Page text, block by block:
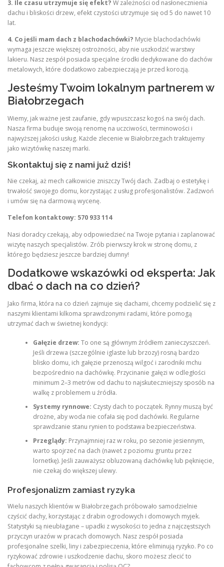
3. Ile czasu utrzymuje się efekt? W zależności od nasłonecznienia
dachu i bliskości drzew, efekt czystości utrzymuje się od 5 do nawet 10
lat.
4. Co jeśli mam dach z blachodachówki? Mycie blachodachówki
wymaga jeszcze większej ostrożności, aby nie uszkodzić warstwy
lakieru. Nasz zespół posiada specjalne środki dedykowane do dachów
metalowych, które dodatkowo zabezpieczają je przed korozją.
Jesteśmy Twoim lokalnym partnerem w
Białobrzegach
Wiemy, jak ważne jest zaufanie, gdy wpuszczasz kogoś na swój dach.
Nasza firma buduje swoją renomę na uczciwości, terminowości i
najwyższej jakości usług. Każde zlecenie w Białobrzegach traktujemy
jako wizytówkę naszej marki.
Skontaktuj się z nami już dziś!
Nie czekaj, aż mech całkowicie zniszczy Twój dach. Zadbaj o estetykę i
trwałość swojego domu, korzystając z usług profesjonalistów. Zadzwoń
i umów się na darmową wycenę.
Telefon kontaktowy: 570 933 114
Nasi doradcy czekają, aby odpowiedzieć na Twoje pytania i zaplanować
wizytę naszych specjalistów. Zrób pierwszy krok w stronę domu, z
którego będziesz jeszcze bardziej dumny!
Dodatkowe wskazówki od eksperta: Jak
dbać o dach na co dzień?
Jako firma, która na co dzień zajmuje się dachami, chcemy podzielić się z
naszymi klientami kilkoma sprawdzonymi radami, które pomogą
utrzymać dach w świetnej kondycji:
Gałęzie drzew: To one są głównym źródłem zanieczyszczeń.
Jeśli drzewa (szczególnie iglaste lub brzozy) rosną bardzo
blisko domu, ich gałęzie przenoszą wilgoć i zarodniki mchu
bezpośrednio na dachówkę. Przycinanie gałęzi w odległości
minimum 2–3 metrów od dachu to najskuteczniejszy sposób na
walkę z problemem u źródła.
Systemy rynnowe: Czysty dach to początek. Rynny muszą być
drożne, aby woda nie cofała się pod dachówki. Regularne
sprawdzanie stanu rynien to podstawa bezpieczeństwa.
Przeglądy: Przynajmniej raz w roku, po sezonie jesiennym,
warto spojrzeć na dach (nawet z poziomu gruntu przez
lornetkę). Jeśli zauważysz obluzowaną dachówkę lub pęknięcie,
nie czekaj do większej ulewy.
Profesjonalizm zamiast ryzyka
Wielu naszych klientów w Białobrzegach próbowało samodzielnie
czyścić dachy, korzystając z drabin ogrodowych i domowych myjek.
Statystyki są nieubłagane – upadki z wysokości to jedna z najczęstszych
przyczyn urazów w pracach domowych. Nasz zespół posiada
profesjonalne szelki, liny i zabezpieczenia, które eliminują ryzyko. Po co
ryzykować zdrowie i uszkodzenie dachu, skoro możesz zlecić to